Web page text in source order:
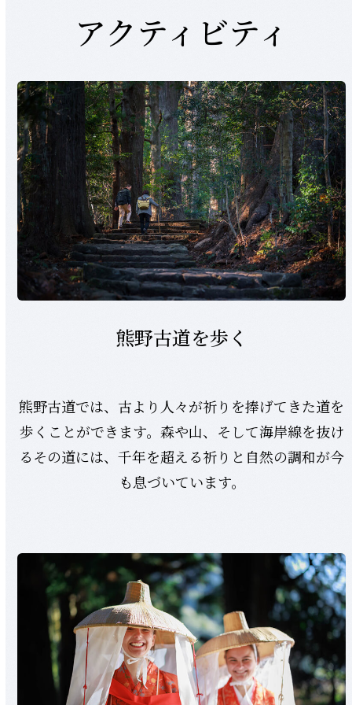
first
slide
アクティビティ
熊野古道を歩く
熊野古道では、古より人々が祈りを捧げてきた道を
歩くことができます。森や山、そして海岸線を抜け
るその道には、千年を超える祈りと自然の調和が今
も息づいています。